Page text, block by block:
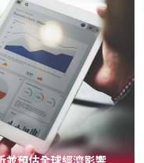
並預估全球經濟影響